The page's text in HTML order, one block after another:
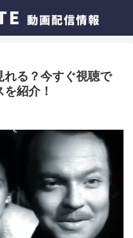
れる？今すぐ視聴で
紹介！